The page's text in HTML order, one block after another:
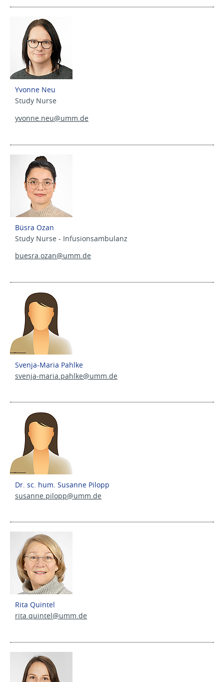
Yvonne Neu
Study Nurse
yvonne.neu@umm.de
Büsra Ozan
Study Nurse - Infusionsambulanz
buesra.ozan@umm.de
Svenja-Maria Pahlke
svenja-maria.pahlke@umm.de
Dr. sc. hum. Susanne Pilopp
susanne.pilopp@umm.de
Rita Quintel
rita.quintel@umm.de